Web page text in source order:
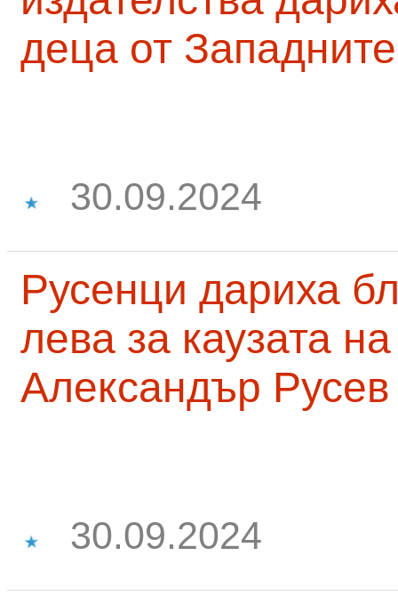
деца от
30.09.2024
Русенци дариха
лева за каузата
Александър Русев
30.09.2024